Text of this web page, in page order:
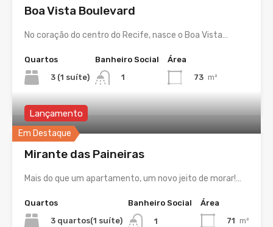
Boa Vista Boulevard
No coração do centro do Recife, nasce o Boa Vista…
Quartos
3 (1 suíte)
Banheiro Social
1
Área
73 m²
Em Destaque
Lançamento
Mirante das Paineiras
Mais do que um apartamento, um novo jeito de morar!…
Quartos
3 quartos(1 suíte)
Banheiro Social
1
Área
71 m²